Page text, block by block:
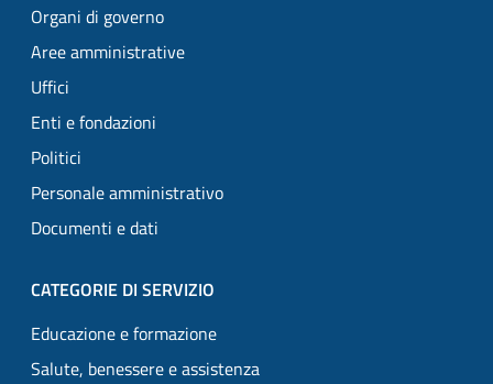
Organi di governo
Aree amministrative
Uffici
Enti e fondazioni
Politici
Personale amministrativo
Documenti e dati
CATEGORIE DI SERVIZIO
Educazione e formazione
Salute, benessere e assistenza